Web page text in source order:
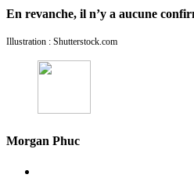
En revanche, il n’y a aucune
Illustration : Shutterstock.com
Morgan Phuc